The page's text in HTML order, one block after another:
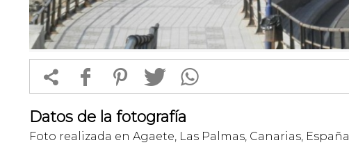
 f 1 T 
Datos de la fotografía
Foto realizada en Agaete, Las Palmas, Canarias, España.